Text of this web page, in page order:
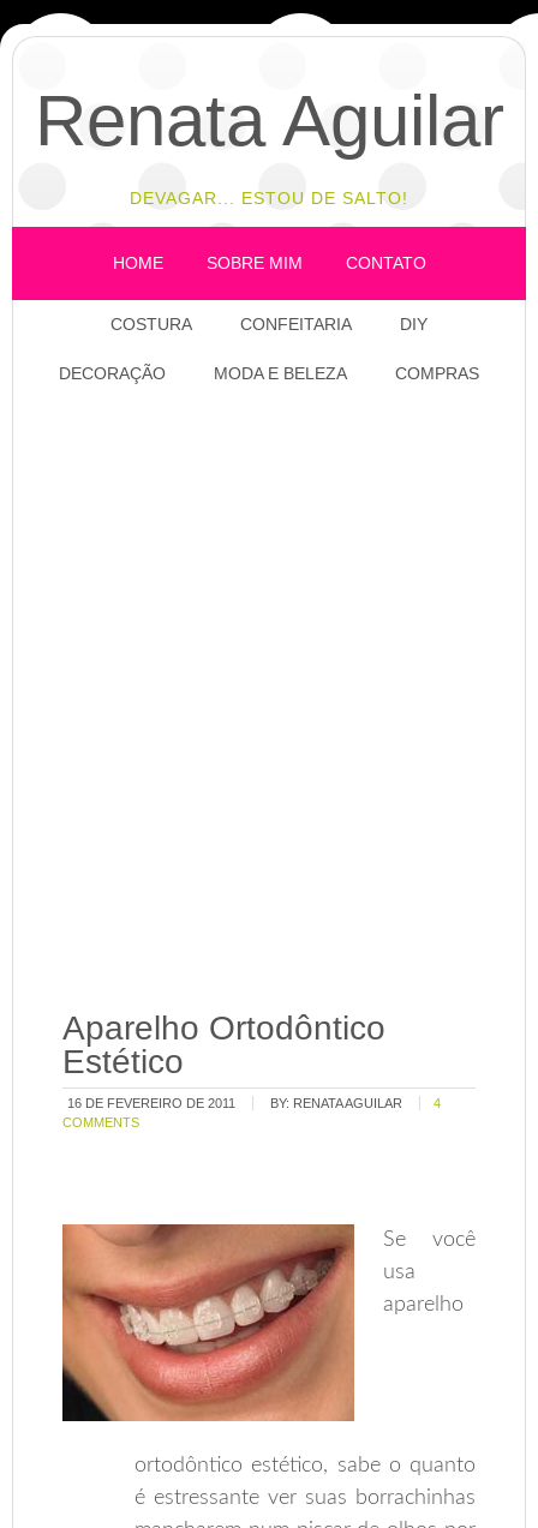
Renata Aguilar
DEVAGAR... ESTOU DE SALTO!
HOME SOBRE MIM CONTATO
COSTURA CONFEITARIA DIY
DECORAÇÃO MODA E BELEZA COMPRAS
Aparelho Ortodôntico
Estético
16 DE FEVEREIRO DE 2011 BY: RENATA AGUILAR
4
COMMENTS
Se você
usa
aparelho
ortodôntico estético, sabe o quanto
é estressante ver suas borrachinhas